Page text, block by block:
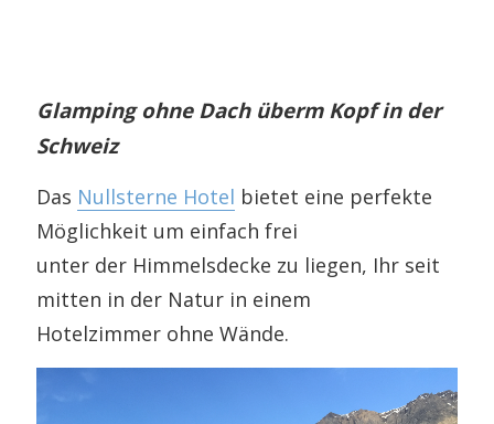
Glamping ohne Dach überm Kopf in der
Schweiz
Das Nullsterne Hotel bietet eine perfekte
Möglichkeit um einfach frei
unter der Himmelsdecke zu liegen, Ihr seit
mitten in der Natur in einem
Hotelzimmer ohne Wände.